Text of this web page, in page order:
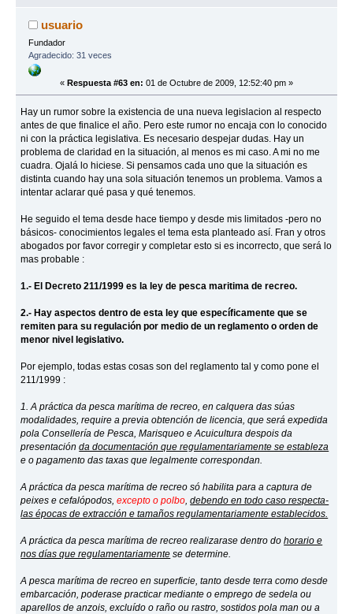
usuario
Fundador
Agradecido: 31 veces
« Respuesta #63 en: 01 de Octubre de 2009, 12:52:40 pm »
Hay un rumor sobre la existencia de una nueva legislacion al respecto
antes de que finalice el año. Pero este rumor no encaja con lo conocido
ni con la práctica legislativa. Es necesario despejar dudas. Hay un
problema de claridad en la situación, al menos es mi caso. A mi no me
cuadra. Ojalá lo hiciese. Si pensamos cada uno que la situación es
distinta cuando hay una sola situación tenemos un problema. Vamos a
intentar aclarar qué pasa y qué tenemos.
He seguido el tema desde hace tiempo y desde mis limitados -pero no
básicos- conocimientos legales el tema esta planteado así. Fran y otros
abogados por favor corregir y completar esto si es incorrecto, que será lo
mas probable :
1.-El Decreto 211/1999 es la ley de pesca maritima de recreo.
2.-Hay aspectos dentro de esta ley que específicamente que se
remiten para su regulación por medio de un reglamento o orden de
menor nivel legislativo.
Por ejemplo, todas estas cosas son del reglamento tal y como pone el
211/1999 :
1. A práctica da pesca marítima de recreo, en calquera das súas
modalidades, require a previa obtención de licencia, que será expedida
pola Consellería de Pesca, Marisqueo e Acuicultura despois da
presentaciónda documentación que regulamentariamente se estableza
e o pagamento das taxas que legalmente correspondan.
A práctica da pesca marítima de recreo só habilita para a captura de
peixes e cefalópodos,excepto o polbo,debendo en todo caso respecta-
las épocas de extracción e tamaños regulamentariamente establecidos.
A práctica da pesca marítima de recreo realizarase dentro dohorario e
nos días que regulamentariamente se determine.
A pesca marítima de recreo en superficie, tanto desde terra como desde
embarcación, poderase practicar mediante o emprego de sedela ou
aparellos de anzois, excluído o raño ou rastro, sostidos pola man ou a